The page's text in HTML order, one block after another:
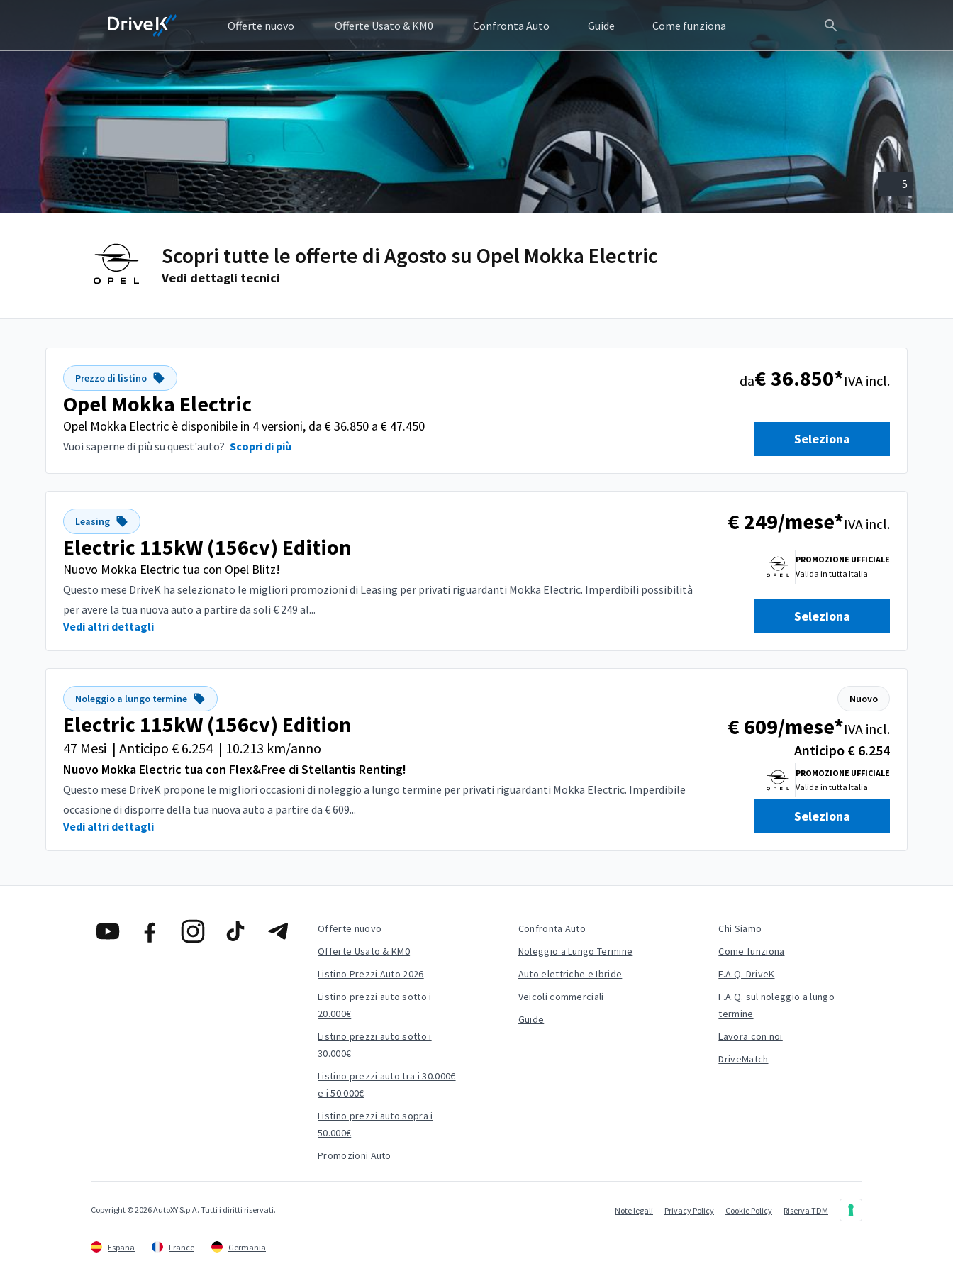
Offerte nuovo Offerte Usato & KM0 Confronta Auto Guide Come funziona
5
Scopri tutte le offerte di Agosto su Opel Mokka Electric
Vedi dettagli tecnici
Prezzo di listino
Opel Mokka Electric
Opel Mokka Electric è disponibile in 4 versioni, da € 36.850 a € 47.450
Vuoi saperne di più su quest'auto? Scopri di più
da€ 36.850*IVA incl.
Seleziona
Leasing
Electric 115kW (156cv) Edition
Nuovo Mokka Electric tua con Opel Blitz!
Questo mese DriveK ha selezionato le migliori promozioni di Leasing per privati riguardanti Mokka Electric. Imperdibili possibilità
per avere la tua nuova auto a partire da soli € 249 al...
Vedi altri dettagli
€ 249/mese*IVA incl.
PROMOZIONE UFFICIALE
Valida in tutta Italia
Seleziona
Noleggio a lungo termine
Electric 115kW (156cv) Edition
47 Mesi | Anticipo € 6.254 | 10.213 km/anno
Nuovo Mokka Electric tua con Flex&Free di Stellantis Renting!
Questo mese DriveK propone le migliori occasioni di noleggio a lungo termine per privati riguardanti Mokka Electric. Imperdibile
occasione di disporre della tua nuova auto a partire da € 609...
Vedi altri dettagli
Nuovo
€ 609/mese*IVA incl.
Anticipo € 6.254
PROMOZIONE UFFICIALE
Valida in tutta Italia
Seleziona
Offerte nuovo
Offerte Usato & KM0
Listino Prezzi Auto 2026
Listino prezzi auto sotto i
20.000€
Listino prezzi auto sotto i
30.000€
Listino prezzi auto tra i 30.000€
e i 50.000€
Listino prezzi auto sopra i
50.000€
Promozioni Auto
Confronta Auto
Noleggio a Lungo Termine
Auto elettriche e Ibride
Veicoli commerciali
Guide
Chi Siamo
Come funziona
F.A.Q. DriveK
F.A.Q. sul noleggio a lungo
termine
Lavora con noi
DriveMatch
Copyright © 2026 AutoXY S.p.A. Tutti i diritti riservati. Note legali Privacy Policy Cookie Policy Riserva TDM
España France Germania